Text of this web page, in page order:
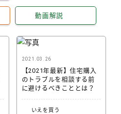
動画解説
2021.03.26
【2021年最新】住宅購入
のトラブルを相談する前
に避けるべきこととは？
いえを買う